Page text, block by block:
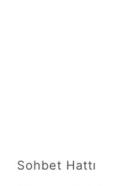
Sohbet Hattı